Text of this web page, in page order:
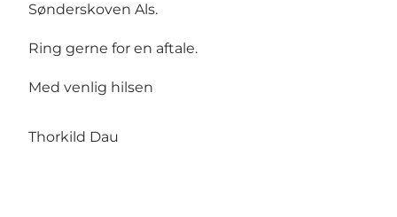
Sønderskoven Als.
Ring gerne for en aftale.
Med venlig hilsen
Thorkild Dau